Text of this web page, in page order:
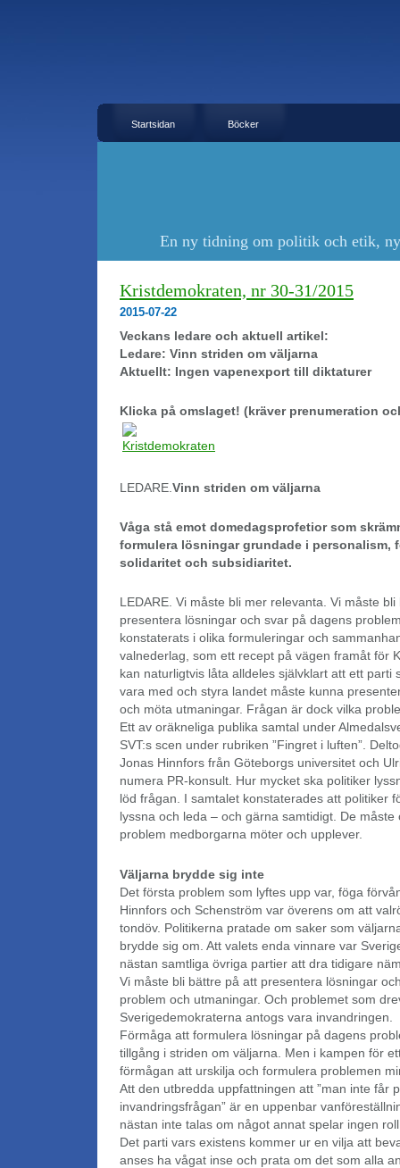
Startsidan Böcker
En ny tidning om politik och etik,
Kristdemokraten, nr 30-31/2015
2015-07-22
Veckans ledare och aktuell artikel:
Ledare: Vinn striden om väljarna
Aktuellt: Ingen vapenexport till diktaturer
Klicka på omslaget! (kräver prenumeration
LEDARE.Vinn striden om väljarna
Våga stå emot domedagsprofetior som
formulera lösningar grundade i personalism,
solidaritet och subsidiaritet.
LEDARE. Vi måste bli mer relevanta. Vi måste
presentera lösningar och svar på dagens
konstaterats i olika formuleringar och
valnederlag, som ett recept på vägen framåt för
kan naturligtvis låta alldeles självklart att ett parti
vara med och styra landet måste kunna
och möta utmaningar. Frågan är dock vilka
Ett av oräkneliga publika samtal under
SVT:s scen under rubriken ”Fingret i luften”.
Jonas Hinnfors från Göteborgs universitet och
numera PR-konsult. Hur mycket ska politiker
löd frågan. I samtalet konstaterades att politiker
lyssna och leda – och gärna samtidigt. De måste
problem medborgarna möter och upplever.
Väljarna brydde sig inte
Det första problem som lyftes upp var, föga
Hinnfors och Schenström var överens om att
tondöv. Politikerna pratade om saker som
brydde sig om. Att valets enda vinnare var
nästan samtliga övriga partier att dra tidigare
Vi måste bli bättre på att presentera lösningar
problem och utmaningar. Och problemet som
Sverigedemokraterna antogs vara invandringen.
Förmåga att formulera lösningar på dagens
tillgång i striden om väljarna. Men i kampen för
förmågan att urskilja och formulera problemen
Att den utbredda uppfattningen att ”man inte får
invandringsfrågan” är en uppenbar
nästan inte talas om något annat spelar ingen
Det parti vars existens kommer ur en vilja att
anses ha vågat inse och prata om det som alla